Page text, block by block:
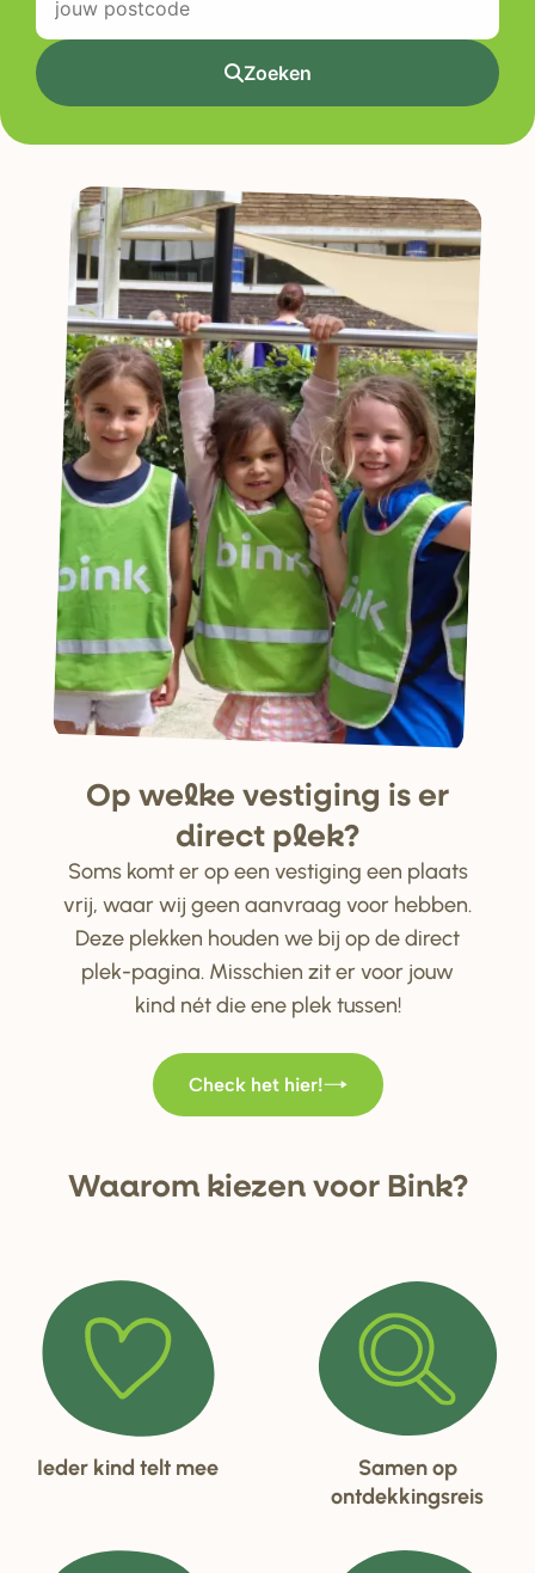
Zoeken
Op welke vestiging is er
direct plek?
Soms komt er op een vestiging een plaats
vrij, waar wij geen aanvraag voor hebben.
Deze plekken houden we bij op de direct
plek-pagina. Misschien zit er voor jouw
kind nét die ene plek tussen!
Check het hier!
Waarom kiezen voorBink?
Ieder kind telt mee
Samen op
ontdekkingsreis